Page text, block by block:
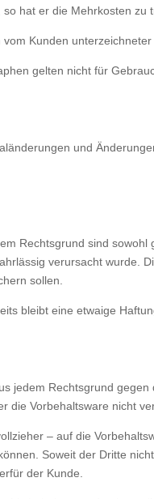
hat er die Mehrkosten
Kunden
gelten nicht für
und
Rechtsgrund sind
verursacht wurde.
sollen.
bleibt eine etwaige
jedem Rechtsgrund
die Vorbehaltsware nicht
– auf die
Soweit der Dritte
der Kunde.